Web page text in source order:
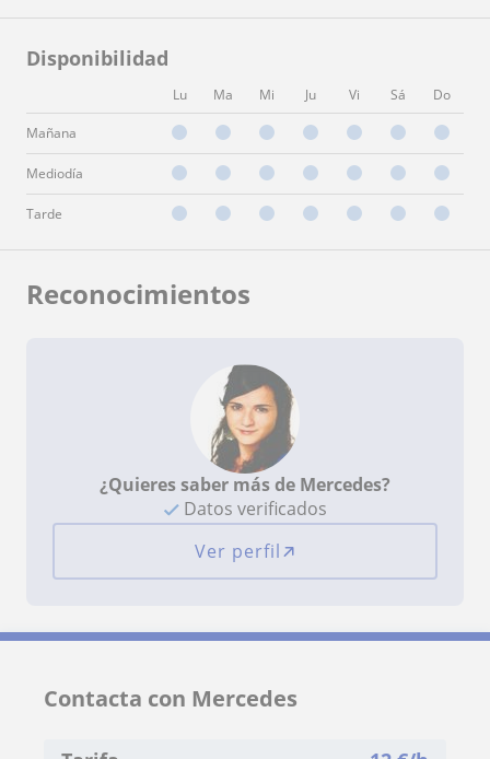
Disponibilidad
Lu Ma Mi Ju Vi Sá Do
Mañana
Mediodía
Tarde
Reconocimientos
¿Quieres saber más de Mercedes?
Datos verificados
Ver perfil
Contacta con Mercedes